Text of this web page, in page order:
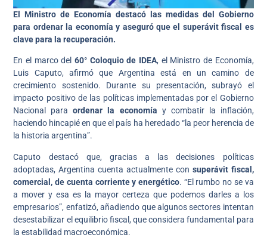
El Ministro de Economía destacó las medidas del Gobierno
para ordenar la economía y aseguró que el superávit fiscal es
clave para la recuperación.
En el marco del60° Coloquio de IDEA, el Ministro de Economía,
Luis Caputo, afirmó que Argentina está en un camino de
crecimiento sostenido. Durante su presentación, subrayó el
impacto positivo de las políticas implementadas por el Gobierno
Nacional paraordenar la economía y combatir la inflación,
haciendo hincapié en que el país ha heredado “la peor herencia de
la historia argentina”.
Caputo destacó que, gracias a las decisiones políticas
adoptadas, Argentina cuenta actualmente con superávit fiscal,
comercial, de cuenta corriente y energético. “El rumbo no se va
a mover y esa es la mayor certeza que podemos darles a los
empresarios”, enfatizó, añadiendo que algunos sectores intentan
desestabilizar el equilibrio fiscal, que considera fundamental para
la estabilidad macroeconómica.